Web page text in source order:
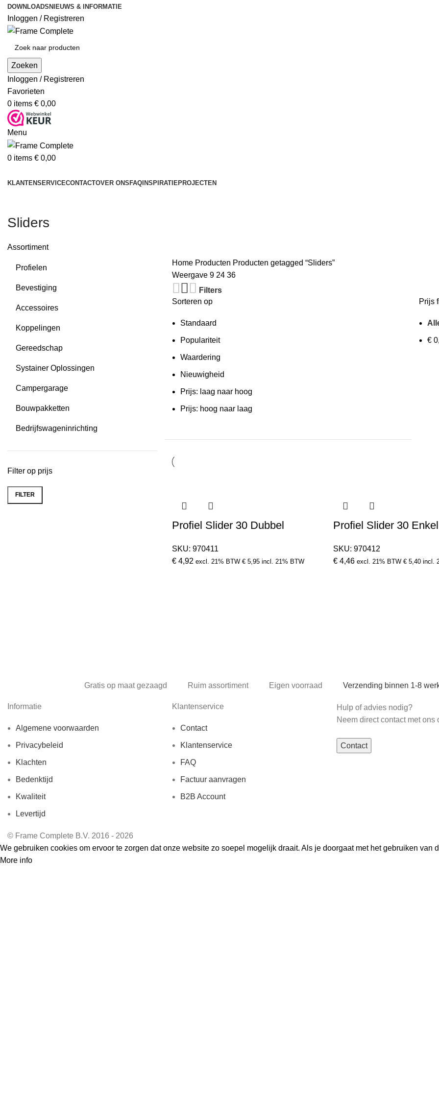
DOWNLOADS NIEUWS & INFORMATIE
Inloggen / Registreren
Zoeken
Inloggen / Registreren
Favorieten
0 items € 0,00
Menu
0 items € 0,00
KLANTENSERVICECONTACTOVER ONSFAQINSPIRATIEPROJECTEN
Sliders
Assortiment
Profielen
Bevestiging
Accessoires
Koppelingen
Gereedschap
Systainer Oplossingen
Campergarage
Bouwpakketten
Bedrijfswageninrichting
Filter op prijs
Min.
Max.
FILTER
Home Producten Producten getagged “Sliders”
Weergave 9 24 36
Filters
Sorteren op
Standaard
Populariteit
Waardering
Nieuwigheid
Prijs: laag naar hoog
Prijs: hoog naar laag
Prijs
€
Profiel Slider 30 Dubbel
SKU: 970411
€ 4,92 excl. 21% BTW € 5,95 incl. 21% BTW
Profiel Slider 30 Enkel
SKU:970412
€ 4,46 excl. 21% BTW € 5,40 incl.
Gratis op maat gezaagd Ruim assortiment Eigen voorraad Verzending binnen 1-8
Informatie
Algemene voorwaarden
Privacybeleid
Klachten
Bedenktijd
Kwaliteit
Levertijd
Klantenservice
Contact
Klantenservice
FAQ
Factuur aanvragen
B2B Account
Hulp of advies nodig?
Neem direct contact met ons
Contact
© Frame Complete B.V. 2016 - 2026
We gebruiken cookies om ervoor te zorgen dat onze website zo soepel mogelijk draait. Als je doorgaat met het gebruiken van
More info